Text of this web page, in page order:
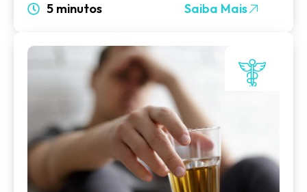
5 minutos Saiba Mais